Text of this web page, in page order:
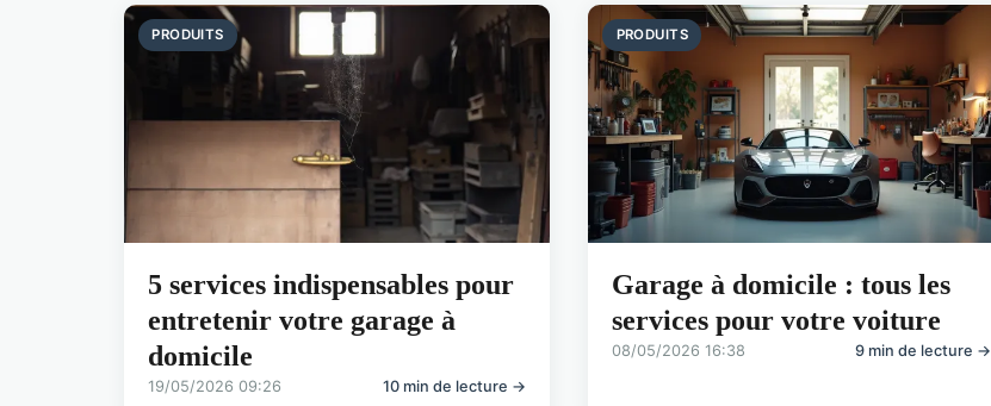
PRODUITS
5 services indispensables pour
entretenir votre garage à
domicile
19/05/2026 09:26 10 min de lecture →
PRODUITS
Garage à domicile : tous les
services pour votre voiture
08/05/2026 16:38 9 min de lecture →